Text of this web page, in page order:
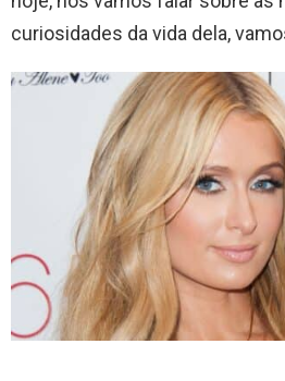
curiosidades da vida dela,